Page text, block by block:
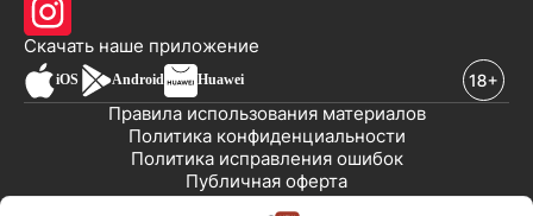
Скачать наше приложениеновостей
iOS Android Huawei
Публичная оферта
Политика исправления ошибок
Политика конфиденциальности
Правила использования материалов